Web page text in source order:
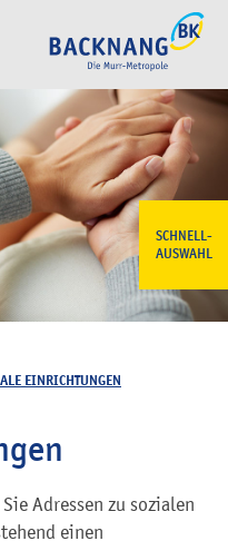
SCHNELL-
AUSWAHL
EINRICHTUNGEN
Adressen zu sozialen
einen